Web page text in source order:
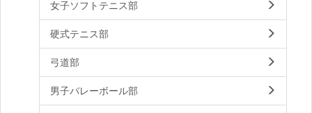
女子ソフトテニス部
硬式テニス部
弓道部
男子バレーボール部